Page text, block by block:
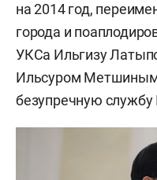
на 2014 год,
города и
УКСа Ильгизу
Ильсуром Метшиным
безупречную службу